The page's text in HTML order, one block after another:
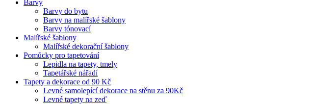
Barvy
Barvy do bytu
Barvy na malířské šablony
Barvy tónovací
Malířské šablony
Malířské dekorační šablony
Pomůcky pro tapetování
Lepidla na tapety, tmely
Tapetářské nářadí
Tapety a dekorace od 90 Kč
Levné samolepící dekorace na stěnu za 90Kč
Levné tapety na zeď